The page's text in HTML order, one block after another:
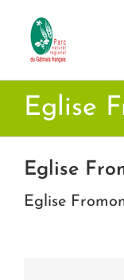
contenu
Eglise
Eglise
Eglise